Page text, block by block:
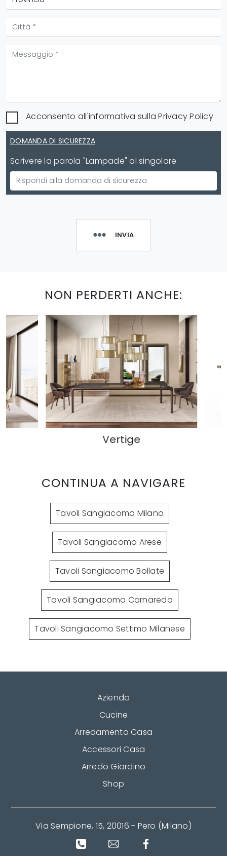
Acconsento all'informativa sullaPrivacy Policy
DOMANDA DI SICUREZZA
Scrivere la parola "Lampade" al singolare
INVIA
NON PERDERTI ANCHE:
Vertige
CONTINUA A NAVIGARE
Tavoli Sangiacomo Milano
Tavoli Sangiacomo Arese
Tavoli Sangiacomo Bollate
Tavoli Sangiacomo Cornaredo
Tavoli Sangiacomo Settimo Milanese
Azienda
Cucine
Arredamento Casa
Accessori Casa
Arredo Giardino
Shop
Via Sempione, 15, 20016 - Pero (Milano)